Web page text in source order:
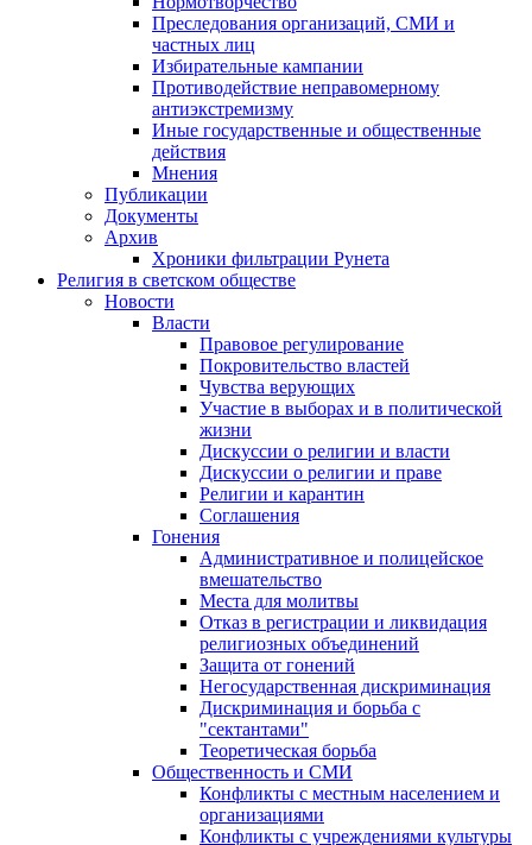
Преследования организаций, СМИ и
частных лиц
Избирательные кампании
Противодействие неправомерному
антиэкстремизму
Иные государственные и общественные
действия
Мнения
Публикации
Документы
Архив
Хроники фильтрации Рунета
Религия в светском обществе
Новости
Власти
Правовое регулирование
Покровительство властей
Чувства верующих
Участие в выборах и в политической
жизни
Дискуссии о религии и власти
Дискуссии о религии и праве
Религии и карантин
Соглашения
Гонения
Административное и полицейское
вмешательство
Места для молитвы
Отказ в регистрации и ликвидация
религиозных объединений
Защита от гонений
Негосударственная дискриминация
Дискриминация и борьба с
"сектантами"
Теоретическая борьба
Общественность и СМИ
Конфликты с местным населением и
организациями
Конфликты с учреждениями культуры